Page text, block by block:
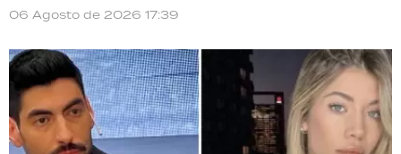
06 Agosto de 2026 17:39